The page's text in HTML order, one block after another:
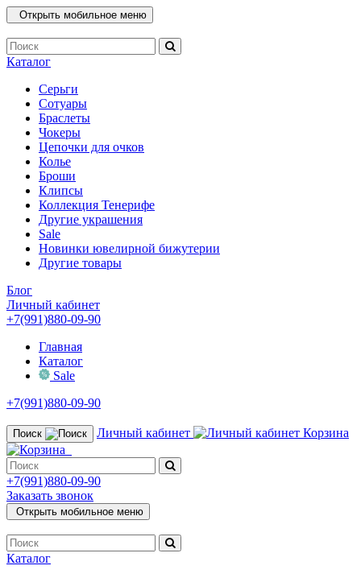
Открыть мобильное меню
Каталог
Серьги
Сотуары
Браслеты
Чокеры
Цепочки для очков
Колье
Броши
Клипсы
Коллекция Тенерифе
Другие украшения
Sale
Новинки ювелирной бижутерии
Другие товары
Блог
Личный кабинет
+7(991)880-09-90
Главная
Каталог
Sale
+7(991)880-09-90
Поиск Личный кабинет Корзина
+7(991)880-09-90
Заказать звонок
Открыть мобильное меню
Каталог